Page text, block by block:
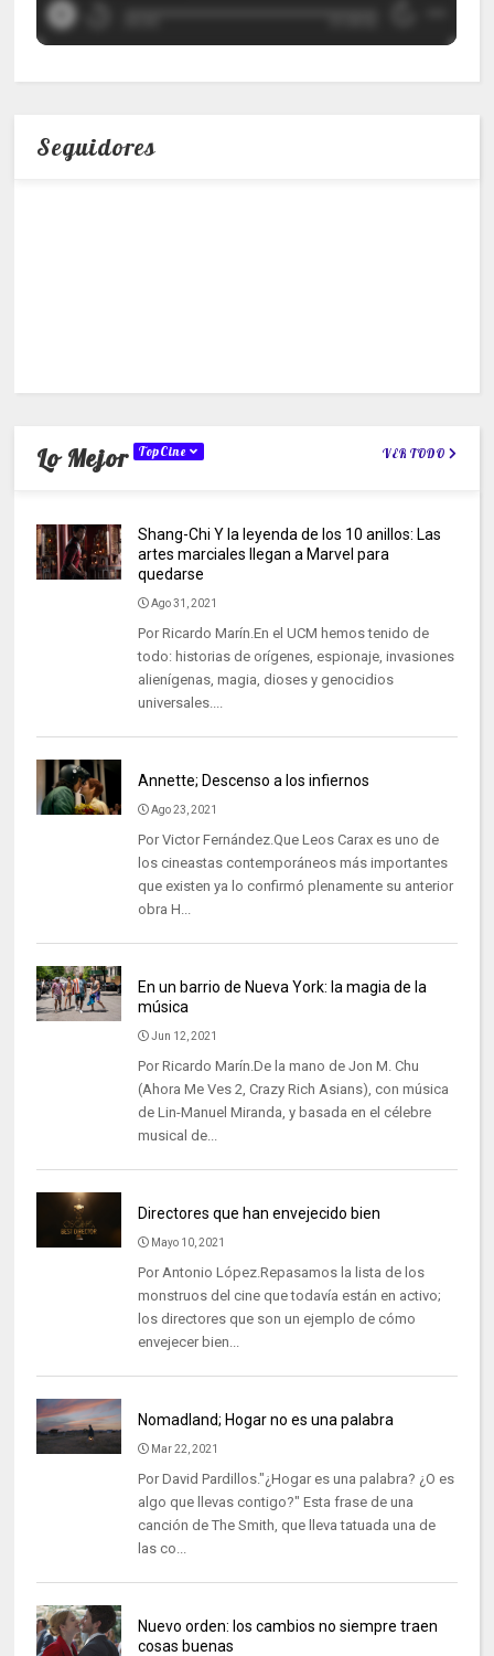
Seguidores
Lo Mejor TopCine VER TODO
Shang-Chi Y la leyenda de los 10 anillos: Las
artes marciales llegan a Marvel para
quedarse
Ago 31, 2021
Por Ricardo Marín.En el UCM hemos tenido de
todo: historias de orígenes, espionaje, invasiones
alienígenas, magia, dioses y genocidios
universales....
Annette; Descenso a los infiernos
Ago 23, 2021
Por Victor Fernández.Que Leos Carax es uno de
los cineastas contemporáneos más importantes
que existen ya lo confirmó plenamente su anterior
obra H...
En un barrio de Nueva York: la magia de la
música
Jun 12, 2021
Por Ricardo Marín.De la mano de Jon M. Chu
(Ahora Me Ves 2, Crazy Rich Asians), con música
de Lin-Manuel Miranda, y basada en el célebre
musical de...
Directores que han envejecido bien
Mayo 10, 2021
Por Antonio López.Repasamos la lista de los
monstruos del cine que todavía están en activo;
los directores que son un ejemplo de cómo
envejecer bien...
Nomadland; Hogar no es una palabra
Mar 22, 2021
Por David Pardillos."¿Hogar es una palabra? ¿O es
algo que llevas contigo?" Esta frase de una
canción de The Smith, que lleva tatuada una de
las co...
Nuevo orden: los cambios no siempre traen
cosas buenas